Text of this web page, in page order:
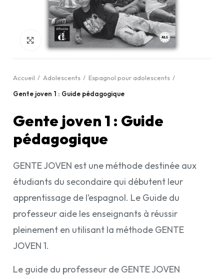
Cliquez pour agrandir
Accueil Adolescents
Espagnol pour adolescents
Gente joven 1 : Guide pédagogique
Gente joven 1 : Guide
pédagogique
GENTE JOVEN est une méthode destinée aux
étudiants du secondaire qui débutent leur
apprentissage de l’espagnol. Le Guide du
professeur aide les enseignants à réussir
pleinement en utilisant la méthode GENTE
JOVEN 1.
Le guide du professeur de GENTE JOVEN